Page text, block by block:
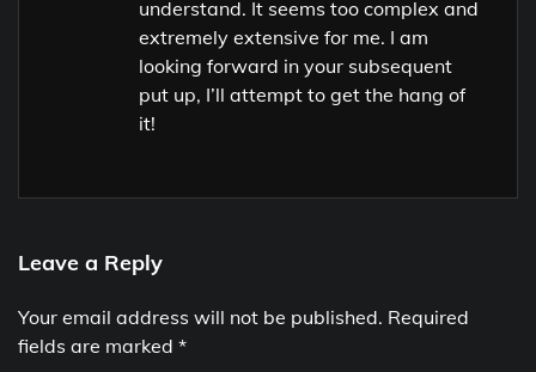
understand. It seems too complex and
extremely extensive for me. I am
looking forward in your subsequent
put up, I’ll attempt to get the hang of
it!
Leave a Reply
Your email address will not be published. Required
fields are marked *